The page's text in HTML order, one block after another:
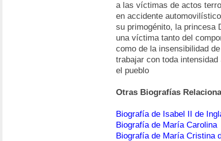
a las víctimas de actos
en accidente
su primogénito, la princesa
una víctima tanto del
como de la insensibilidad
trabajar con toda
el pueblo
Otras Biografías
Biografía de Isabel II de
Biografía de María Carolina
Biografía de María Cristina